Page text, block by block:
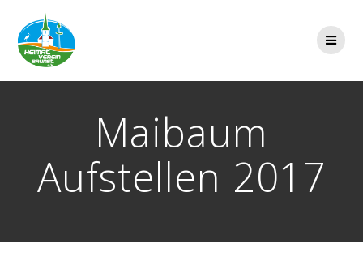
Maibaum
Aufstellen 2017